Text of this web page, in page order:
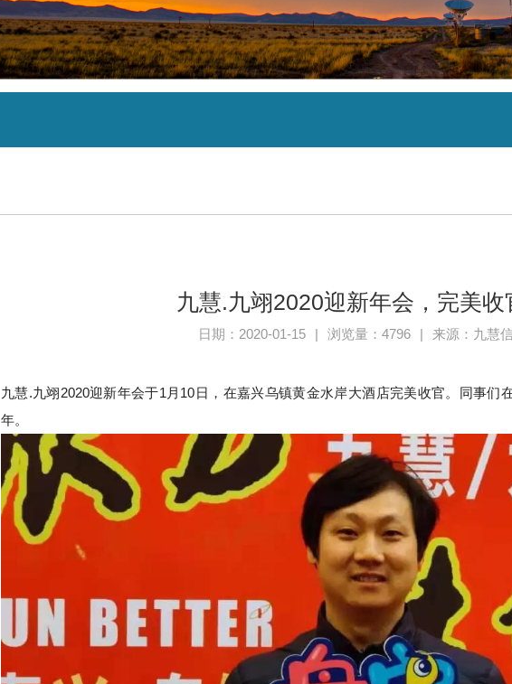
九慧.九翊2020迎新年会，完美收
日期：2020-01-15 | 浏览量：4796 | 来源：九慧
九慧.九翊2020迎新年会于1月10日，在嘉兴乌镇黄金水岸大酒店完美收官。 同事们
年。